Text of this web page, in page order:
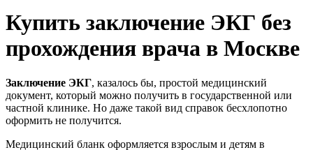
Купить заключение ЭКГ без
прохождения врача в Москве
Заключение ЭКГ, казалось бы, простой медицинский
документ, который можно получить в государственной или
частной клинике. Но даже такой вид справок бесхлопотно
оформить не получится.
Медицинский бланк оформляется взрослым и детям в